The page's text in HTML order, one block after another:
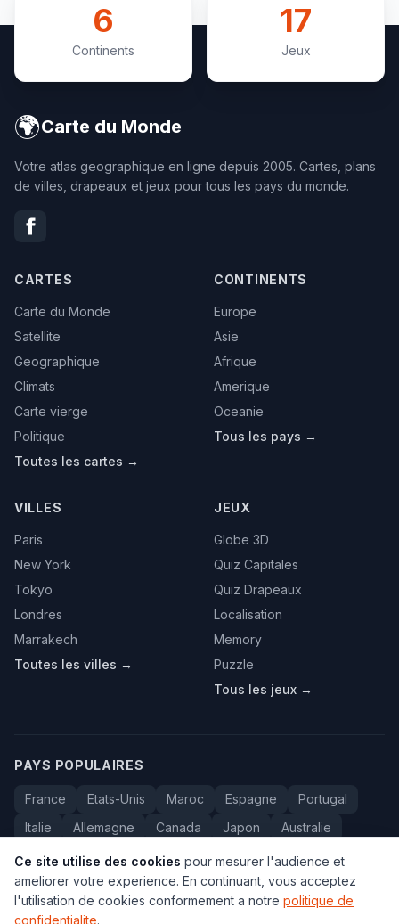
6
Continents
17
Jeux
🌍Carte du Monde
Votre atlas geographique en ligne depuis 2005. Cartes, plans
de villes, drapeaux et jeux pour tous les pays du monde.
CARTES
Carte du Monde
Satellite
Geographique
Climats
Carte vierge
Politique
Toutes les cartes →
CONTINENTS
Europe
Asie
Afrique
Amerique
Oceanie
Tous les pays →
VILLES
Paris
New York
Tokyo
Londres
Marrakech
Toutes les villes →
JEUX
Globe 3D
Quiz Capitales
Quiz Drapeaux
Localisation
Memory
Puzzle
Tous les jeux →
PAYS POPULAIRES
France Etats-Unis Maroc Espagne
Portugal
Italie
Allemagne Canada Japon
Australie
Bresil
Algerie Tunisie Belgique Drapeaux
Ce site utilise des cookies pour mesurer l'audience et
ameliorer votre experience. En continuant, vous acceptez
l'utilisation de cookies conformement a notre politique de
confidentialite.